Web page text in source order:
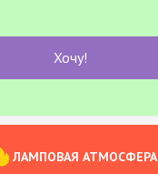
Хочу!
ЛАМПОВАЯ АТМОСФЕРА